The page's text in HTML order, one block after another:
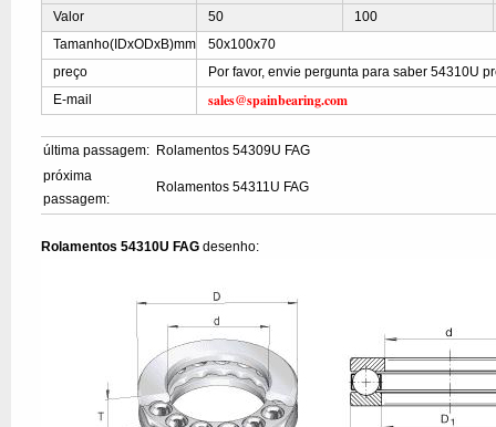
Valor 50
100
Tamanho(IDxODxB)mm
50x100x70
preço
Por favor, envie pergunta para saber 54310U
E-mail
sales@spainbearing.com
última passagem: Rolamentos 54309U FAG
próxima
passagem:
Rolamentos 54311U FAG
Rolamentos 54310U FAG desenho: